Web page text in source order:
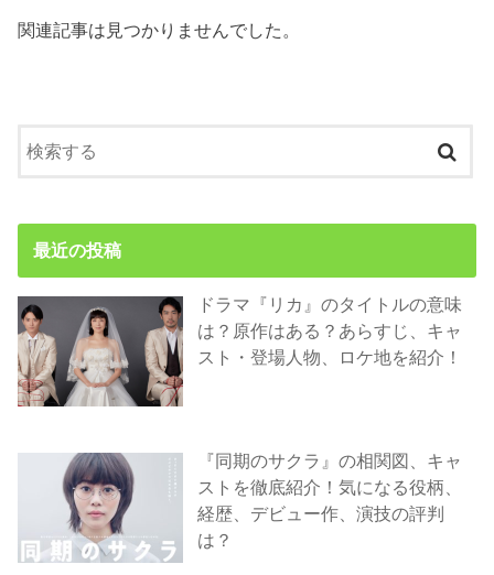
関連記事は見つかりませんでした。
最近の投稿
ドラマ『リカ』のタイトルの意味
は？原作はある？あらすじ、キャ
スト・登場人物、ロケ地を紹介！
『同期のサクラ』の相関図、キャ
ストを徹底紹介！気になる役柄、
経歴、デビュー作、演技の評判
は？